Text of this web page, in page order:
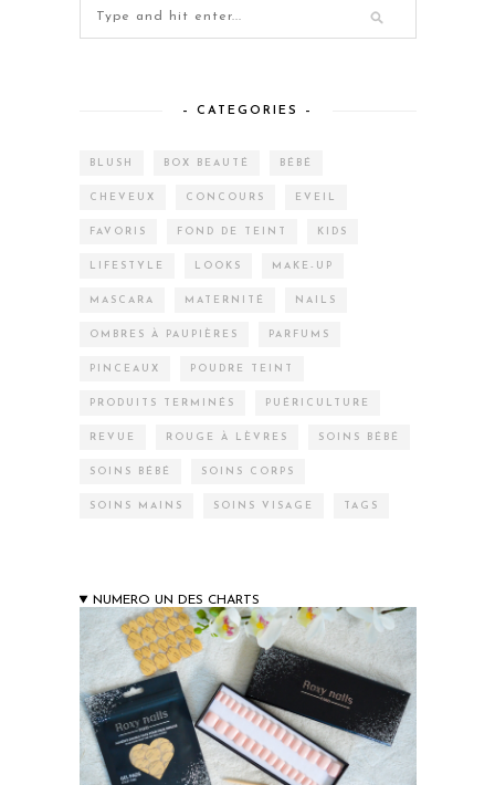
– CATEGORIES –
BLUSH BOX BEAUTÉ BÉBÉ
CHEVEUX CONCOURS EVEIL
FAVORIS FOND DE TEINT KIDS
LIFESTYLE LOOKS MAKE-UP
MASCARA MATERNITÉ NAILS
OMBRES À PAUPIÈRES PARFUMS
PINCEAUX POUDRE TEINT
PRODUITS TERMINÉS PUÉRICULTURE
REVUE ROUGE À LÈVRES SOINS BÉBÉ
SOINS BÉBÉ SOINS CORPS
SOINS MAINS SOINS VISAGE TAGS
NUMERO UN DES CHARTS